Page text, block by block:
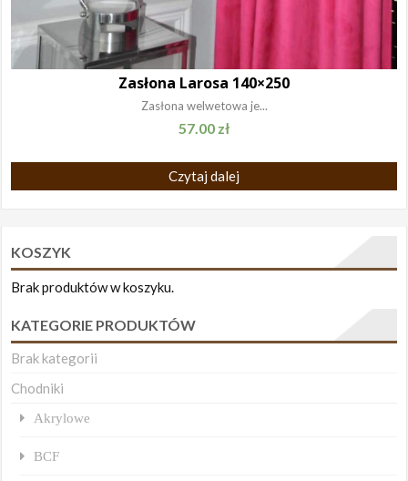
Zasłona Larosa 140×250
Zasłona welwetowa je...
57.00 zł
Czytaj dalej
KOSZYK
Brak produktów w koszyku.
KATEGORIE PRODUKTÓW
Brak kategorii
Chodniki
Akrylowe
BCF